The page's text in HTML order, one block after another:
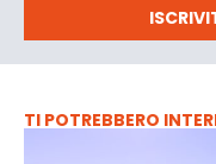
TI POTREBBERO